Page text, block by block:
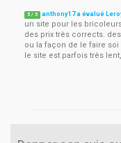
5 / 5 anthony17 a évalué
un site pour les
des prix très corrects.
ou la façon de le faire
le site est parfois très